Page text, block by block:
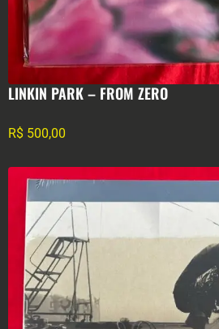
LINKIN PARK – FROM ZERO
R$ 500,00